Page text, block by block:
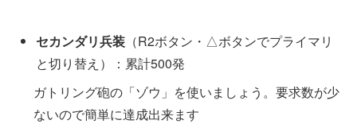
セカンダリ兵装 （R2ボタン・△ボタンでプライマリ
と切り替え）：累計500発
ガトリング砲の「ゾウ」を使いましょう。要求数が少
ないので簡単に達成出来ます